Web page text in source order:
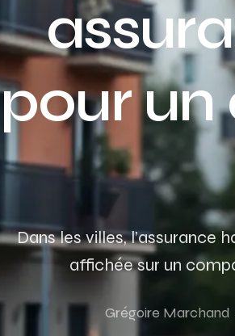
pour
Dans les villes, l’assurance
affichée sur un
Grégoire Marchand